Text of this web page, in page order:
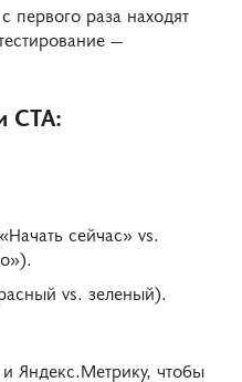
раза находят
—
сейчас» vs.
vs. зеленый).
Яндекс.Метрику, чтобы